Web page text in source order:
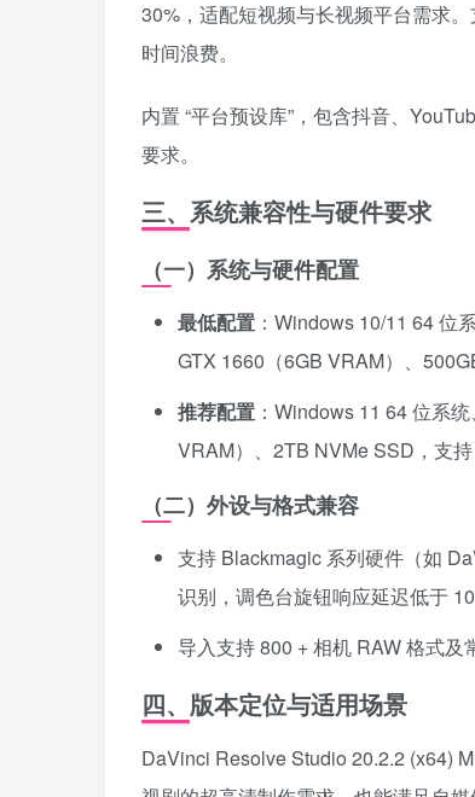
30%，适配短视频与长视频平台需求
时间浪费。
内置 “平台预设库”，包含抖音、
要求。
三、系统兼容性与硬件要求
（一）系统与硬件配置
最低配置 ：Windows 10/11 64 位
GTX 1660（6GB VRAM）、
推荐配置 ：Windows 11 64 位系
VRAM）、2TB NVMe SSD，支
（二）外设与格式兼容
支持 Blackmagic 系列硬件（如
识别，调色台旋钮响应延迟低于
导入支持 800 + 相机 RAW 格式及
四、版本定位与适用场景
DaVinci Resolve Studio 20.2.2 (x64)